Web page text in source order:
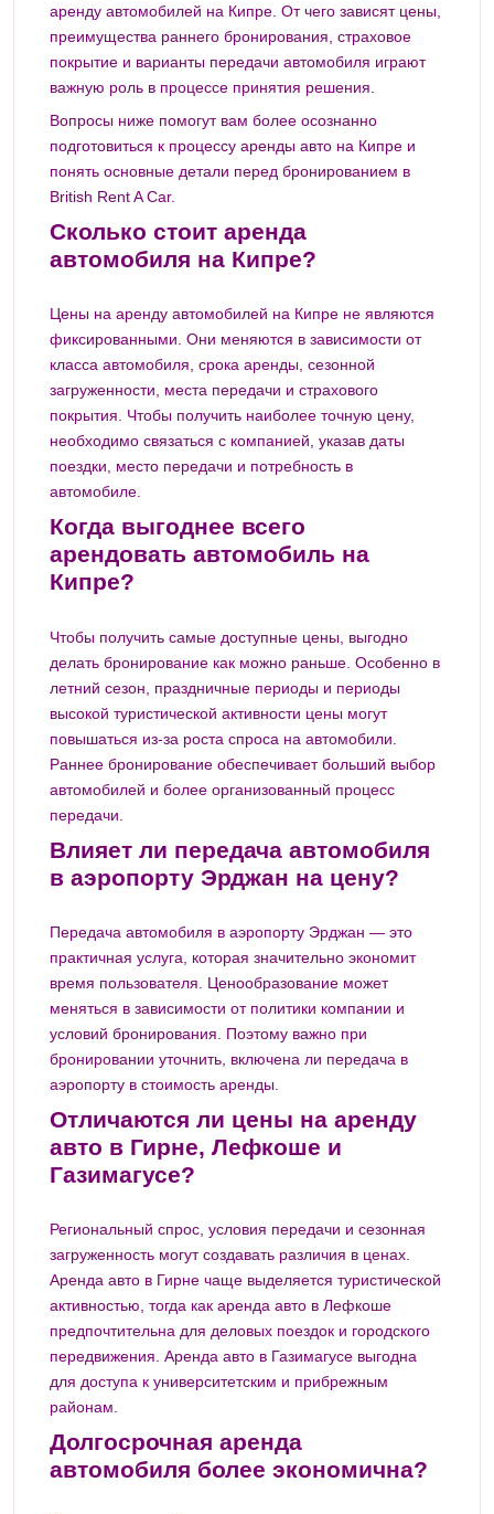
аренду автомобилей на Кипре. От чего зависят цены,
преимущества раннего бронирования, страховое
покрытие и варианты передачи автомобиля играют
важную роль в процессе принятия решения.
Вопросы ниже помогут вам более осознанно
подготовиться к процессу аренды авто на Кипре и
понять основные детали перед бронированием в
British Rent A Car.
Сколько стоит аренда
автомобиля на Кипре?
Цены на аренду автомобилей на Кипре не являются
фиксированными. Они меняются в зависимости от
класса автомобиля, срока аренды, сезонной
загруженности, места передачи и страхового
покрытия. Чтобы получить наиболее точную цену,
необходимо связаться с компанией, указав даты
поездки, место передачи и потребность в
автомобиле.
Когда выгоднее всего
арендовать автомобиль на
Кипре?
Чтобы получить самые доступные цены, выгодно
делать бронирование как можно раньше. Особенно в
летний сезон, праздничные периоды и периоды
высокой туристической активности цены могут
повышаться из-за роста спроса на автомобили.
Раннее бронирование обеспечивает больший выбор
автомобилей и более организованный процесс
передачи.
Влияет ли передача автомобиля
в аэропорту Эрджан на цену?
Передача автомобиля в аэропорту Эрджан — это
практичная услуга, которая значительно экономит
время пользователя. Ценообразование может
меняться в зависимости от политики компании и
условий бронирования. Поэтому важно при
бронировании уточнить, включена ли передача в
аэропорту в стоимость аренды.
Отличаются ли цены на аренду
авто в Гирне, Лефкоше и
Газимагусе?
Региональный спрос, условия передачи и сезонная
загруженность могут создавать различия в ценах.
Аренда авто в Гирне чаще выделяется туристической
активностью, тогда как аренда авто в Лефкоше
предпочтительна для деловых поездок и городского
передвижения. Аренда авто в Газимагусе выгодна
для доступа к университетским и прибрежным
районам.
Долгосрочная аренда
автомобиля более экономична?